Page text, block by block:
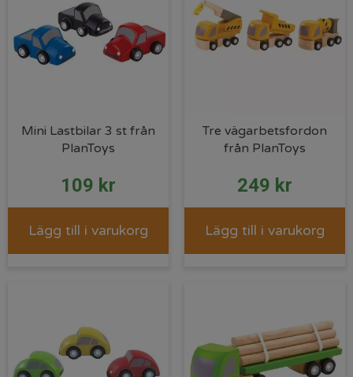
Mini Lastbilar 3 st från
PlanToys
109 kr
Lägg till i varukorg
Tre vägarbetsfordon
från PlanToys
249 kr
Lägg till i varukorg